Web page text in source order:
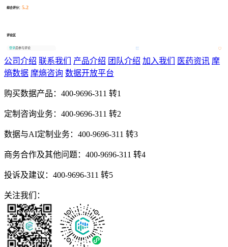
综合评分： 5.2
评论区
登录后参与评论
公司介绍 联系我们 产品介绍 团队介绍 加入我们 医药资讯 摩
熵数据 摩熵咨询 数据开放平台
购买数据产品： 400-9696-311 转1
定制咨询业务： 400-9696-311 转2
数据与AI定制业务： 400-9696-311 转3
商务合作及其他问题： 400-9696-311 转4
投诉及建议： 400-9696-311 转5
关注我们：